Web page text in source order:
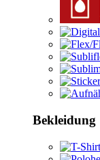
Bekleidung